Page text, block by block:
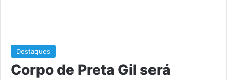
Destaques
Corpo de Preta Gil será